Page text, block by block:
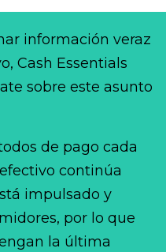
información veraz
Cash Essentials
sobre este asunto
de pago cada
continúa
impulsado y
por lo que
la última